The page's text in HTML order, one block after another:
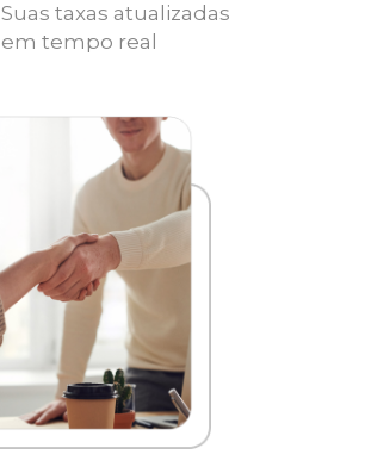
Suas taxas atualizadas
em tempo real